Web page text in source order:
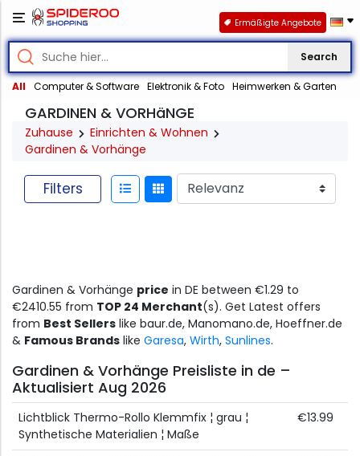
Search
All Computer & Software Elektronik & Foto Heimwerken & Garten
Ermäßigte Angebote
GARDINEN & VORHäNGE
Zuhause
Einrichten & Wohnen
Gardinen & Vorhänge
Filters
Gardinen & Vorhänge price in DE between €1.29 to
€2410.55 from TOP 24 Merchant(s). Get Latest offers
from Best Sellers like baur.de, Manomano.de, Hoeffner.de
& Famous Brands like Garesa, Wirth, Sunlines.
Gardinen & Vorhänge Preisliste in de –
Aktualisiert Aug 2026
Lichtblick Thermo-Rollo Klemmfix ¦ grau ¦
Synthetische Materialien ¦ Maße
€13.99